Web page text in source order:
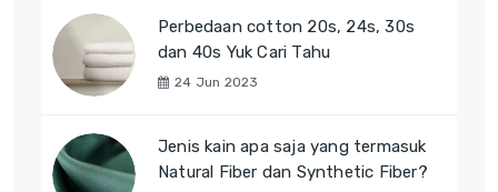
Perbedaan cotton 20s, 24s, 30s
dan 40s Yuk Cari Tahu
24 Jun 2023
Jenis kain apa saja yang termasuk
Natural Fiber dan Synthetic Fiber?